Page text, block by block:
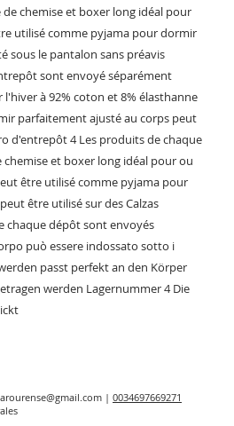
chemise et boxer long idéal pour
utilisé comme pyjama pour dormir
sous le pantalon sans préavis
sont envoyé séparément
à 92% coton et 8% élasthanne
parfaitement ajusté au corps peut
d'entrepôt 4 Les produits de chaque
et boxer long idéal pour ou
être utilisé comme pyjama pour
être utilisé sur des Calzas
chaque dépôt sont envoyés
può essere indossato sotto i
passt perfekt an den Körper
werden Lagernummer 4 Die
| 0034697669271